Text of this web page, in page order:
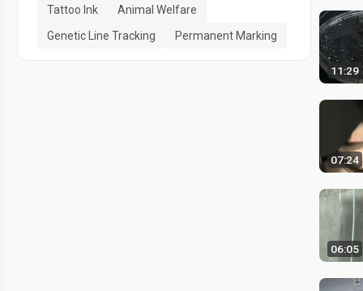
Tattoo Ink
Animal Welfare
Genetic Line Tracking
Permanent Marking
11:29
07:24
06:05